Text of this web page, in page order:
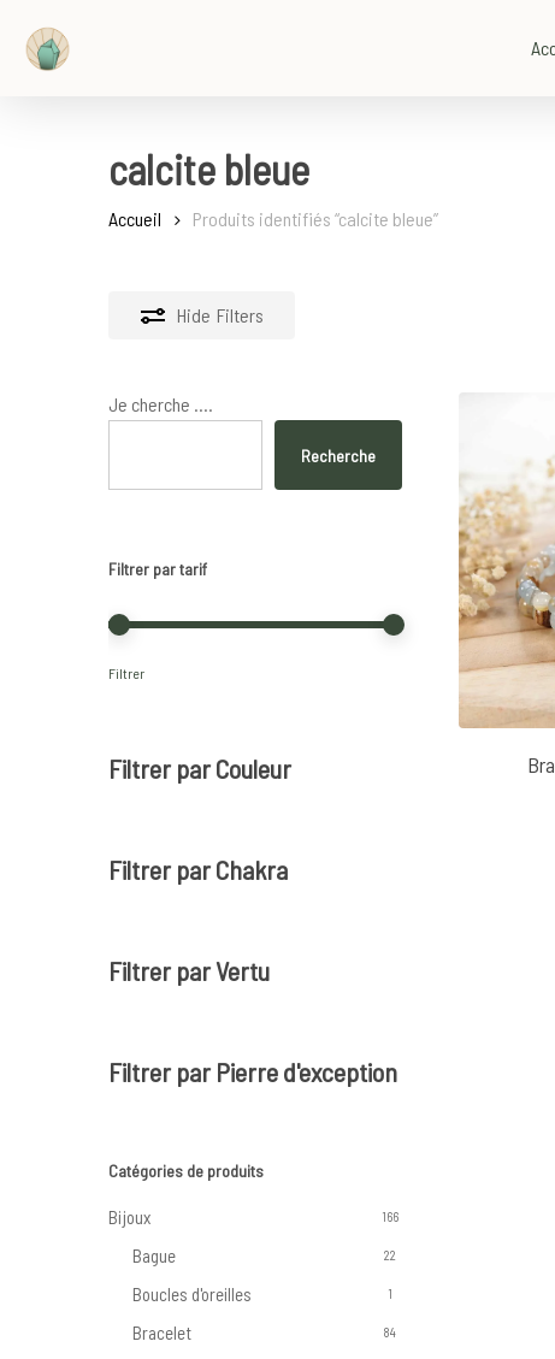
calcite bleue
Accueil Produits identifiés “calcite bleue”
Hide Filters
Je cherche ....
Recherche
Filtrer par tarif
Filtrer
Filtrer par Couleur
Filtrer par Chakra
Filtrer par Vertu
Filtrer par Pierre d'exception
Catégories de produits
Bijoux 166
Bague 22
Boucles d'oreilles 1
Bracelet 84